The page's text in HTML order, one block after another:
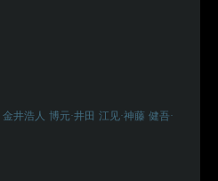
金井浩人 博元·井田 江见·神藤 健吾·